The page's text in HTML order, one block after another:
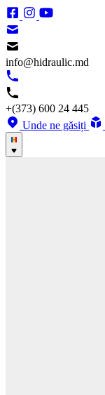
info@hidraulic.md
+(373) 600 24 445
Unde ne găsiți